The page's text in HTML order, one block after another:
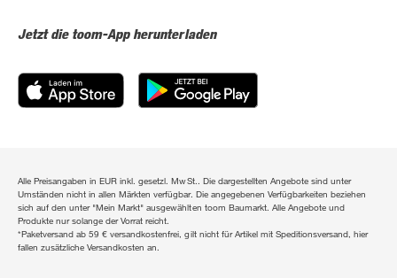
Jetzt die toom-App herunterladen
Alle Preisangaben in EUR inkl. gesetzl. MwSt.. Die dargestellten Angebote sind unter
Umständen nicht in allen Märkten verfügbar. Die angegebenen Verfügbarkeiten beziehen
sich auf den unter "Mein Markt" ausgewählten toom Baumarkt. Alle Angebote und
Produkte nur solange der Vorrat reicht.
*Paketversand ab 59 € versandkostenfrei, gilt nicht für Artikel mit Speditionsversand, hier
fallen zusätzliche Versandkosten an.